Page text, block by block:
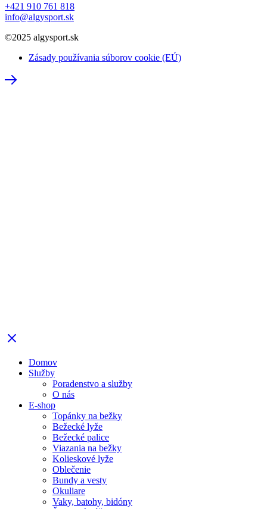
+421 910 761 818
info@algysport.sk
©2025 algysport.sk
Zásady používania súborov cookie (EÚ)
Domov
Služby
Poradenstvo a služby
O nás
E-shop
Topánky na bežky
Bežecké lyže
Bežecké palice
Viazania na bežky
Kolieskové lyže
Oblečenie
Bundy a vesty
Okuliare
Vaky, batohy, bidóny